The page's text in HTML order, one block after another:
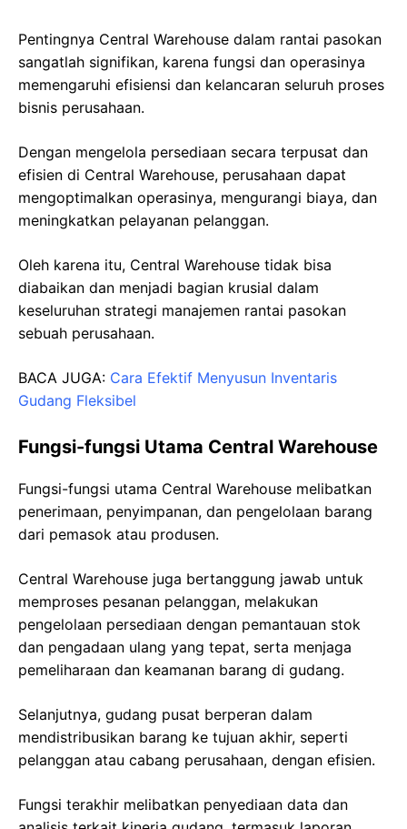
Pentingnya Central Warehouse dalam rantai pasokan
sangatlah signifikan, karena fungsi dan operasinya
memengaruhi efisiensi dan kelancaran seluruh proses
bisnis perusahaan.
Dengan mengelola persediaan secara terpusat dan
efisien di Central Warehouse, perusahaan dapat
mengoptimalkan operasinya, mengurangi biaya, dan
meningkatkan pelayanan pelanggan.
Oleh karena itu, Central Warehouse tidak bisa
diabaikan dan menjadi bagian krusial dalam
keseluruhan strategi manajemen rantai pasokan
sebuah perusahaan.
BACA JUGA: Cara Efektif Menyusun Inventaris
Gudang Fleksibel
Fungsi-fungsi Utama Central Warehouse
Fungsi-fungsi utama Central Warehouse melibatkan
penerimaan, penyimpanan, dan pengelolaan barang
dari pemasok atau produsen.
Central Warehouse juga bertanggung jawab untuk
memproses pesanan pelanggan, melakukan
pengelolaan persediaan dengan pemantauan stok
dan pengadaan ulang yang tepat, serta menjaga
pemeliharaan dan keamanan barang di gudang.
Selanjutnya, gudang pusat berperan dalam
mendistribusikan barang ke tujuan akhir, seperti
pelanggan atau cabang perusahaan, dengan efisien.
Fungsi terakhir melibatkan penyediaan data dan